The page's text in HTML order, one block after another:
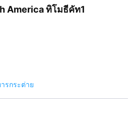
America ทิโมธีคัท1
รกระต่าย